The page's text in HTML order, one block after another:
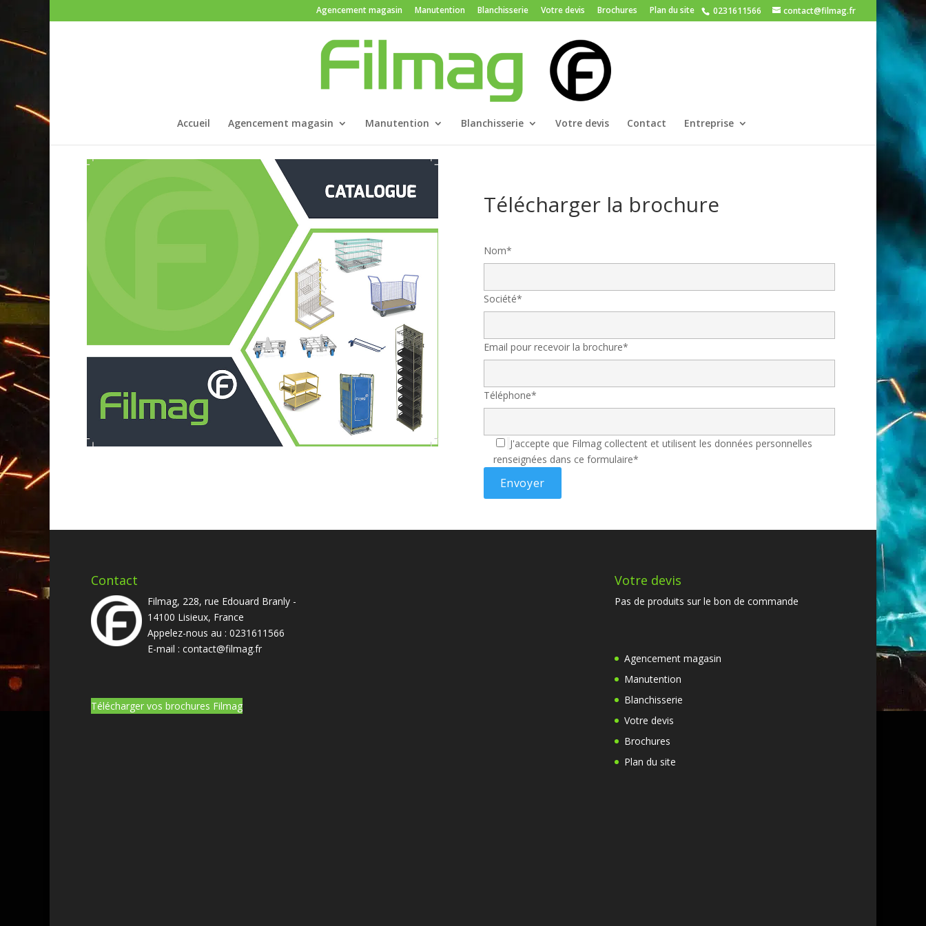
0231611566 contact@filmag.fr
Agencement magasin Manutention Blanchisserie Votre devis Brochures Plan du site
Accueil Agencement magasin Manutention Blanchisserie Votre devis Contact Entreprise
Télécharger la brochure
Nom*
Société*
Email pour recevoir la brochure*
Téléphone*
J'accepte que Filmag collectent et utilisent les données personnelles
renseignées dans ce formulaire*
Contact
Filmag, 228, rue Edouard Branly -
14100 Lisieux, France
Appelez-nous au : 0231611566
E-mail : contact@filmag.fr
Télécharger vos brochures Filmag
Votre devis
Pas de produits sur le bon de commande
Agencement magasin
Manutention
Blanchisserie
Votre devis
Brochures
Plan du site